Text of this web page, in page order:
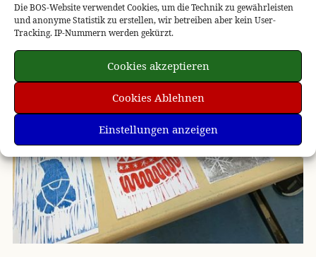
Die BOS-Website verwendet Cookies, um die Technik zu gewährleisten
und anonyme Statistik zu erstellen, wir betreiben aber kein User-
Tracking. IP-Nummern werden gekürzt.
Cookies akzeptieren
Cookies Ablehnen
Einstellungen anzeigen